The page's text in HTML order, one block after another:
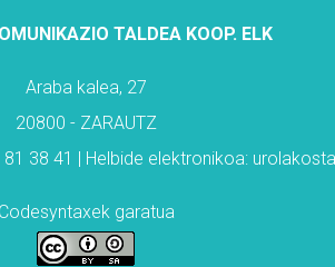
TALDEA KOOP. ELK
Araba kalea, 27
20800 - ZARAUTZ
38 41 | Helbide elektronikoa:
Codesyntaxek garatua